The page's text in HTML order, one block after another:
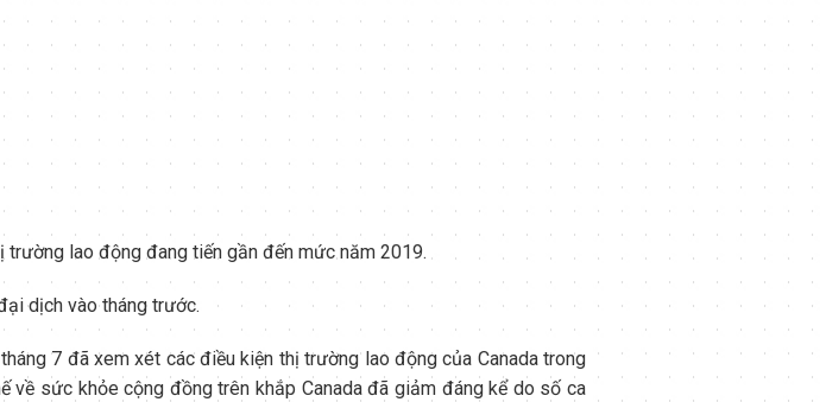
lao động đang tiến gần đến mức năm 2019.
dịch vào tháng trước.
7 đã xem xét các điều kiện thị trường lao động của Canada trong
về sức khỏe cộng đồng trên khắp Canada đã giảm đáng kể do số ca